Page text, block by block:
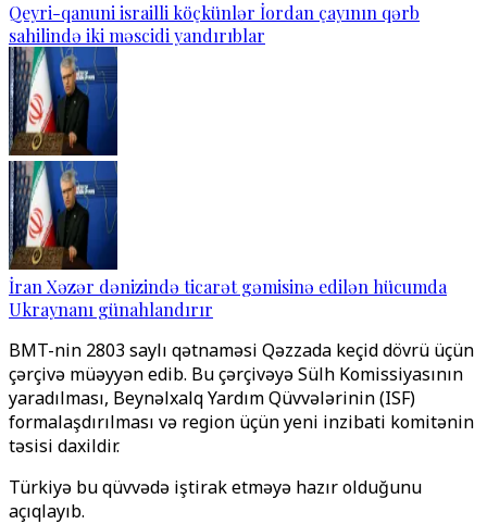
Qeyri-qanuni israilli köçkünlər İordan çayının qərb
sahilində iki məscidi yandırıblar
İran Xəzər dənizində ticarət gəmisinə edilən hücumda
Ukraynanı günahlandırır
BMT-nin 2803 saylı qətnaməsi Qəzzada keçid dövrü üçün
çərçivə müəyyən edib. Bu çərçivəyə Sülh Komissiyasının
yaradılması, Beynəlxalq Yardım Qüvvələrinin (ISF)
formalaşdırılması və region üçün yeni inzibati komitənin
təsisi daxildir.
Türkiyə bu qüvvədə iştirak etməyə hazır olduğunu
açıqlayıb.